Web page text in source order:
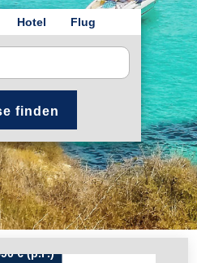
Hotel Flug
finden
€ (p.P.)